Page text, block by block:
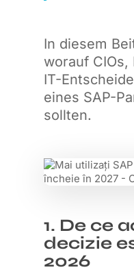
In diesem
worauf
IT-
eines SAP-
sollten.
1. De ce
decizie
2026